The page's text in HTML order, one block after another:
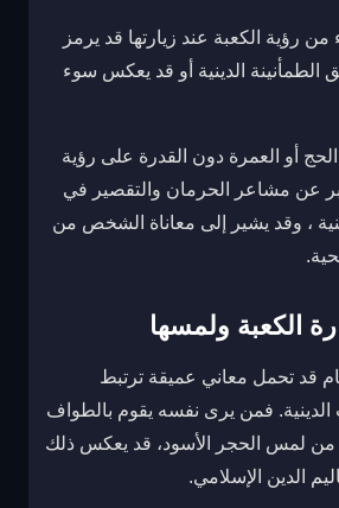
من رؤية الكعبة عند زيارتها قد يرمز
الطمأنينة الدينية أو قد يعكس سوء
أو العمرة دون القدرة على رؤية
عن مشاعر الحرمان والتقصير في
، وقد يشير إلى معاناة الشخص من
الكعبة ولمسها
قد تحمل معاني عميقة ترتبط
الدينية. فمن يرى نفسه يقوم بالطواف
من لمس الحجر الأسود، قد يعكس ذلك
الدين الإسلامي.